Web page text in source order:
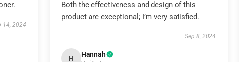
14, 2024
Both the effectiveness and design of this
product are exceptional; I’m very satisfied.
Sep 8, 2024
H Hannah